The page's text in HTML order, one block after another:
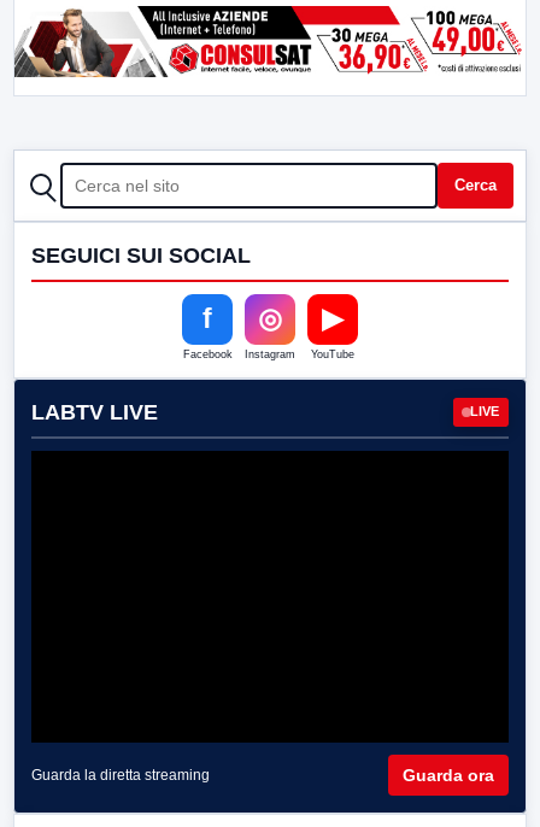
CERCA Cerca
SEGUICI SUI SOCIAL
f
Facebook
◎
Instagram
▶
YouTube
LABTV LIVE LIVE
Guarda la diretta streaming Guarda ora